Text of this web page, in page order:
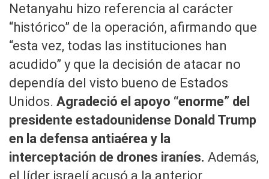
seconds
34
90%
Netanyahu hizo referencia al carácter
“histórico” de la operación, afirmando que
“esta vez, todas las instituciones han
acudido” y que la decisión de atacar no
dependía del visto bueno de Estados
Unidos. Agradeció el apoyo “enorme” del
presidente estadounidense Donald Trump
en la defensa antiaérea y la
interceptación de drones iraníes. Además,
el líder israelí acusó a la anterior